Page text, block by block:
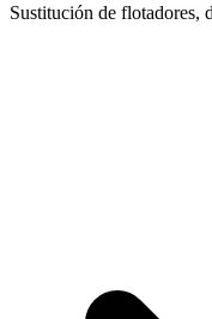
Sustitución de flotadores,